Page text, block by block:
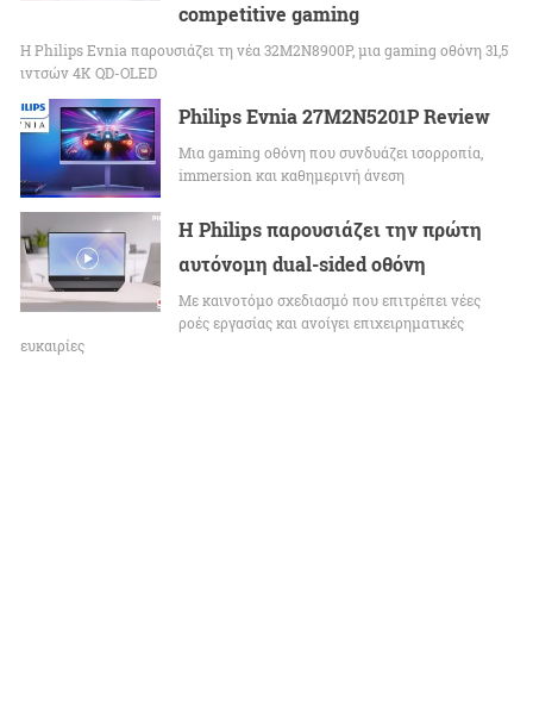
competitive gaming
Η Philips Evnia παρουσιάζει τη νέα 32M2N8900P, μια gaming οθόνη 31,5
ιντσών 4K QD-OLED
Philips Evnia 27M2N5201P Review
Μια gaming οθόνη που συνδυάζει ισορροπία,
immersion και καθημερινή άνεση
Η Philips παρουσιάζει την πρώτη
αυτόνομη dual-sided οθόνη
Με καινοτόμο σχεδιασμό που επιτρέπει νέες
ροές εργασίας και ανοίγει επιχειρηματικές
ευκαιρίες